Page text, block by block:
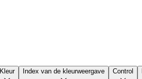
Kleur Index van de kleurweergave Control